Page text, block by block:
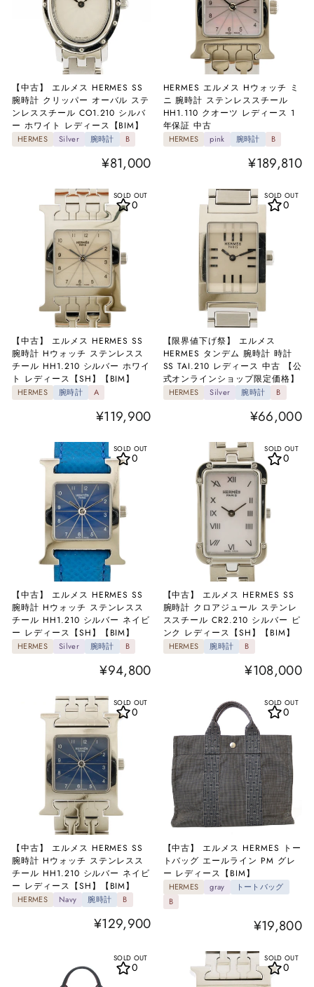
【中古】 エルメス HERMES SS
腕時計 クリッパー オーバル ステ
ンレススチール CO1.210 シルバ
ー ホワイト レディース【BIM】
HERMES Silver 腕時計 B
¥81,000
HERMES エルメス Hウォッチ ミ
ニ 腕時計 ステンレススチール
HH1.110 クオーツ レディース 1
年保証 中古
HERMES pink 腕時計 B
¥189,810
SOLD OUT
【中古】 エルメス HERMES SS
腕時計 Hウォッチ ステンレスス
チール HH1.210 シルバー ホワイ
ト レディース【SH】【BIM】
HERMES 腕時計 A
¥119,900
0
SOLD OUT
【限界値下げ祭】 エルメス
HERMES タンデム 腕時計 時計
SS TAI.210 レディース 中古 【公
式オンラインショップ限定価格】
HERMES Silver 腕時計 B
¥66,000
0
SOLD OUT
【中古】 エルメス HERMES SS
腕時計 Hウォッチ ステンレスス
チール HH1.210 シルバー ネイビ
ー レディース【SH】【BIM】
HERMES Silver 腕時計 B
¥94,800
0
SOLD OUT
【中古】 エルメス HERMES SS
腕時計 クロアジュール ステンレ
ススチール CR2.210 シルバー ピ
ンク レディース【SH】【BIM】
HERMES 腕時計 B
¥108,000
0
SOLD OUT
【中古】 エルメス HERMES SS
腕時計 Hウォッチ ステンレスス
チール HH1.210 シルバー ネイビ
ー レディース【SH】【BIM】
HERMES Navy 腕時計 B
¥129,900
0
SOLD OUT
【中古】 エルメス HERMES トー
トバッグ エールライン PM グレ
ー レディース【BIM】
HERMES gray
トートバッグ
B
¥19,800
0
SOLD OUT
0
SOLD OUT
0